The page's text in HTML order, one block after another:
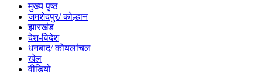
मुख्य पृष्ठ
जमशेदपुर/ कोल्हान
झारखंड
देश-विदेश
धनबाद/ कोयलांचल
खेल
वीडियो